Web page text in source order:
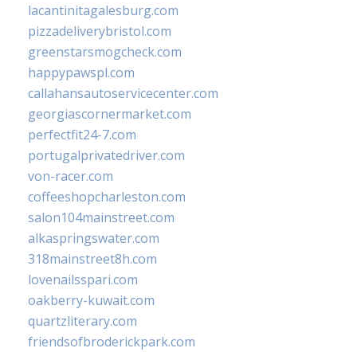
lacantinitagalesburg.com
pizzadeliverybristol.com
greenstarsmogcheck.com
happypawspl.com
callahansautoservicecenter.com
georgiascornermarket.com
perfectfit24-7.com
portugalprivatedriver.com
von-racer.com
coffeeshopcharleston.com
salon104mainstreet.com
alkaspringswater.com
318mainstreet8h.com
lovenailsspari.com
oakberry-kuwait.com
quartzliterary.com
friendsofbroderickpark.com